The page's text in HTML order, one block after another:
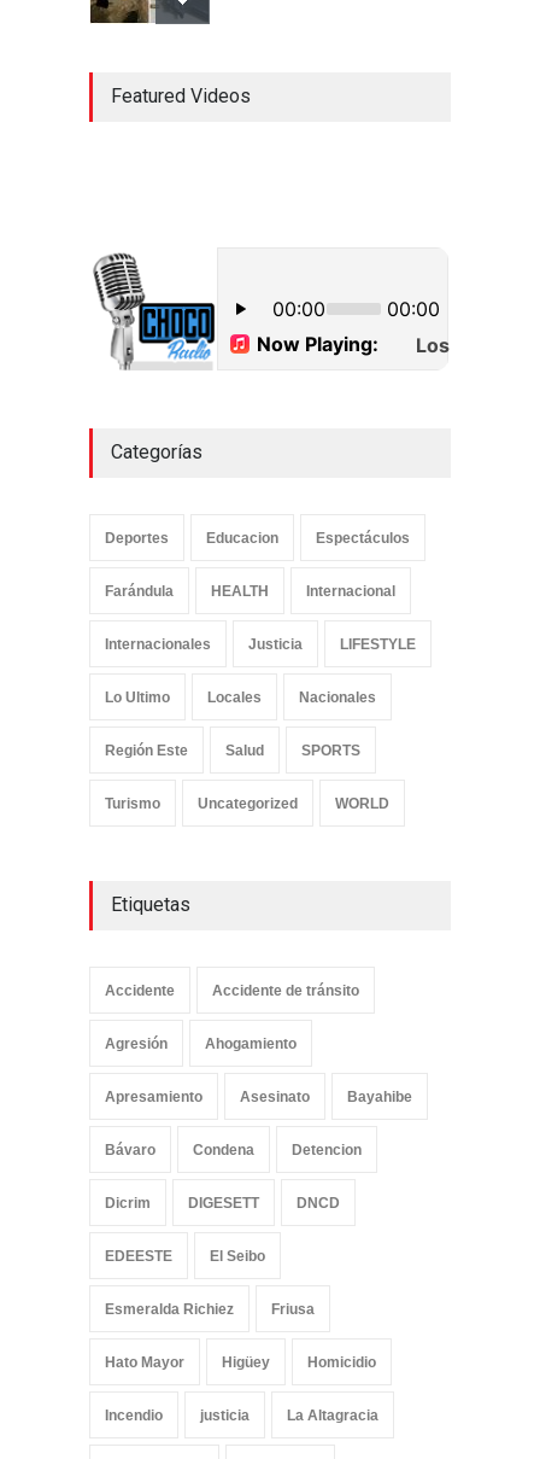
carretera Los Jusos-Río
15 paquetes de presumible
Uncategorized
septiembre 17, 2022
Featured Videos
Categorías
Deportes Educacion Espectáculos
Farándula HEALTH Internacional
Internacionales Justicia LIFESTYLE
Lo Ultimo Locales Nacionales
Región Este Salud SPORTS
Turismo Uncategorized WORLD
Etiquetas
Accidente Accidente de tránsito
Agresión Ahogamiento
Apresamiento Asesinato Bayahibe
Bávaro Condena Detencion
Dicrim DIGESETT DNCD
EDEESTE El Seibo
Esmeralda Richiez Friusa
Hato Mayor Higüey Homicidio
Incendio justicia La Altagracia